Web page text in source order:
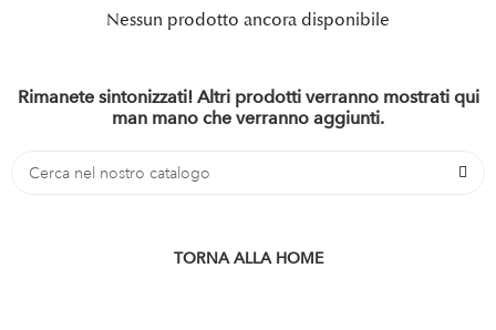
Nessun prodotto ancora disponibile
Rimanete sintonizzati! Altri prodotti verranno mostrati qui
man mano che verranno aggiunti.
TORNA ALLA HOME